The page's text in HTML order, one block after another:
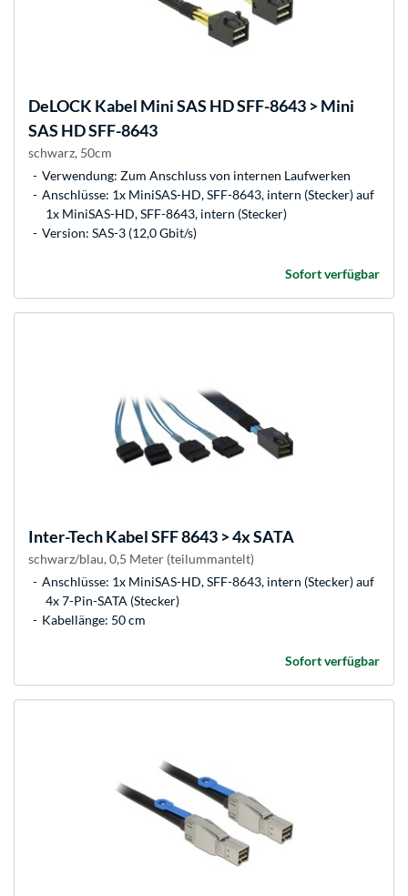
DeLOCK Kabel Mini SAS HD SFF-8643 > Mini
SAS HD SFF-8643
schwarz, 50cm
Verwendung: Zum Anschluss von internen Laufwerken
Anschlüsse: 1x MiniSAS-HD, SFF-8643, intern (Stecker) auf
1x MiniSAS-HD, SFF-8643, intern (Stecker)
Version: SAS-3 (12,0 Gbit/s)
Sofort verfügbar
Inter-TechKabel SFF 8643 > 4x SATA
schwarz/blau, 0,5 Meter (teilummantelt)
Anschlüsse: 1x MiniSAS-HD, SFF-8643, intern (Stecker) auf
4x 7-Pin-SATA (Stecker)
Kabellänge: 50 cm
Sofort verfügbar